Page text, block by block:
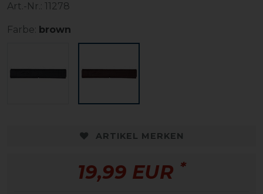
Art.-Nr.: 11278
Farbe: brown
ARTIKEL MERKEN
19,99 EUR *